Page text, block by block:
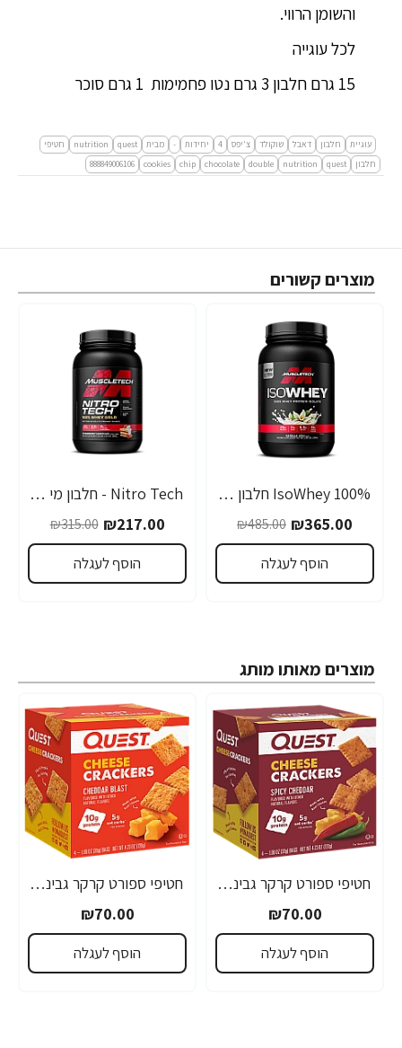
והשומן הרווי.
לכל עוגייה
15 גרם חלבון 3 גרם נטו פחמימות 1 גרם סוכר
עוגיית חלבון דאבל שוקולד צ'יפס 4 יחידות - מבית quest
nutrition
חטיפי
חלבון
quest
nutrition
double
chocolate
chip
cookies
888849006106
מוצרים קשורים
-25%
IsoWhey 100% חלבון איזו מי גבינה מבודד - בטעם וניל - 907 גרם - מבית MuscleTech
₪365.00
₪485.00
הוסף לעגלה
-31%
Nitro Tech - חלבון מי גבינה 100%‎ Whey Gold - עוגת תות שדה - 921 גרם - מבית MuscleTech
₪217.00
₪315.00
הוסף לעגלה
מוצרים מאותו מותג
חטיפי ספורט קרקר גבינה צ‘דר חריף עם חלבון 4 שקיות - מבית Quest Nutrition
₪70.00
הוסף לעגלה
חטיפי ספורט קרקר גבינה צ‘דר עם חלבון 4 שקיות - מבית Quest Nutrition
₪70.00
הוסף לעגלה